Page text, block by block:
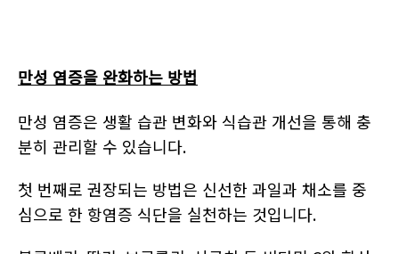
만성 염증을 완화하는 방법
만성 염증은 생활 습관 변화와 식습관 개선을 통해 충
분히 관리할 수 있습니다.
첫 번째로 권장되는 방법은 신선한 과일과 채소를 중
심으로 한 항염증 식단을 실천하는 것입니다.